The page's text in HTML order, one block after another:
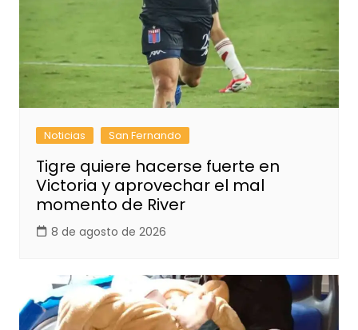
Noticias San Fernando
Tigre quiere hacerse fuerte en
Victoria y aprovechar el mal
momento de River
8 de agosto de 2026